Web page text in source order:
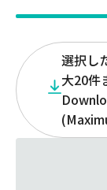
選択し
大20件